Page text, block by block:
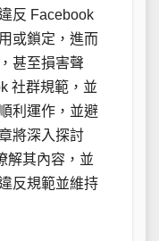
反 Facebook
或鎖定，進而
甚至損害聲
社群規範，並
利運作，並避
將深入探討
解其內容，並
反規範並維持